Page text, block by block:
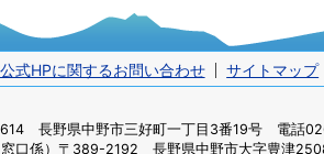
式HPに関するお問い合わせ サイトマップ
長野県中野市三好町一丁目3番19号 電話
口係） 〒389-2192 長野県中野市大字豊津